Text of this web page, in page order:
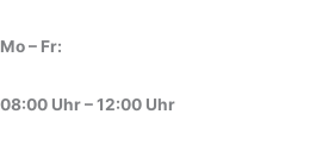
Mo – Fr:
08:00 Uhr – 12:00 Uhr